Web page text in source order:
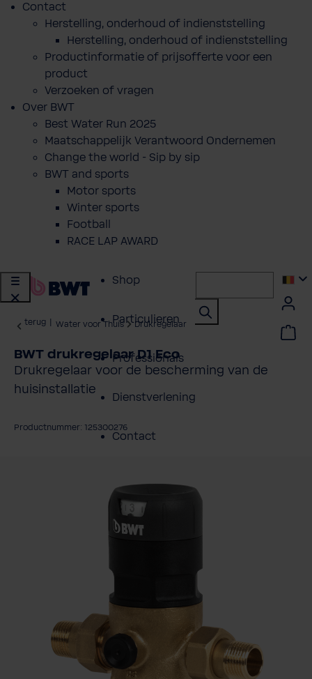
Contact
Herstelling, onderhoud of indienststelling
Herstelling, onderhoud of indienststelling
Productinformatie of prijsofferte voor een
product
Verzoeken of vragen
Over BWT
Best Water Run 2025
Maatschappelijk Verantwoord Ondernemen
Change the world - Sip by sip
BWT and sports
Motor sports
Winter sports
Football
RACE LAP AWARD
Shop
Particulieren
Professionals
Dienstverlening
Contact
terug Water voor Thuis Drukregelaar
BWT drukregelaar D1 Eco
Drukregelaar voor de bescherming van de
huisinstallatie
Productnummer: 125300276